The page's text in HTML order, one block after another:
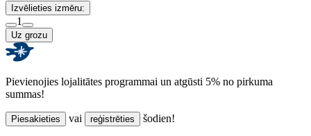
Izvēlieties izmēru:
1
Uz grozu
Pievienojies lojalitātes programmai un atgūsti 5% no pirkuma
summas!
Piesakieties vai reģistrēties šodien!